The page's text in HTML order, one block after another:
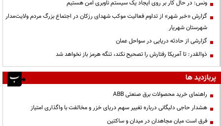
ونس: در حال کار بر روی ایجاد یک سیستم ناوبری امن هستیم
گزارش «خبر شهر» از تداوم فعالیت موکب شهدای رزکان در اجتماع بزرگ مردم ولایت‌مدار
شهرستان شهریار
گزارشی از حادثه دریایی در سواحل عمان
ذوالقدر: تا آمریکا رفتارش را تصحیح نکند، تنگه هرمز باز نخواهد شد
پربازدید ها
راهنمای خرید محصولات برق صنعتی ABB
هشدار حاجی دلیگانی درباره تغییر سهم دریای خزر و مخالفت با واگذاری امتیاز
فرق است میان مجاهدان در میدان و ساکتین